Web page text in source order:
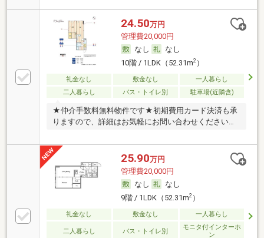
24.50万円
管理費20,000円
なし
なし
10階 / 1LDK（52.31m2）
礼金なし 敷金なし
一人暮らし
二人暮らし
バス・トイレ別 駐車場(近隣含)
★仲介手数料無料物件です★初期費用カード決済も承
りますので、詳細はお気軽にお問い合わせくださいま
25.90万円
管理費20,000円
なし
なし
9階 / 1LDK（52.31m2）
礼金なし 敷金なし 一人暮らし
二人暮らし バス・トイレ別
モニタ付インターホ
ン